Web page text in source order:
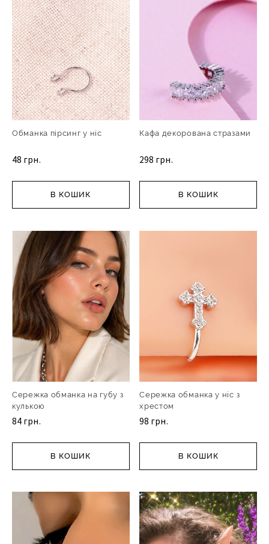
Обманка пірсинг у ніс
48 грн.
В КОШИК
Кафа декорована стразами
298 грн.
В КОШИК
Сережка обманка на губу з
кулькою
84 грн.
В КОШИК
Сережка обманка у ніс з
хрестом
98 грн.
В КОШИК